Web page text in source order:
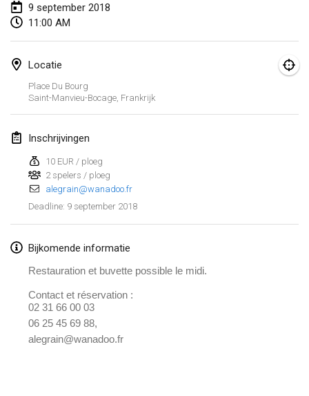
9 september 2018
11:00 AM
Locatie
Place Du Bourg
Saint-Manvieu-Bocage, Frankrijk
Inschrijvingen
10 EUR / ploeg
2 spelers / ploeg
alegrain@wanadoo.fr
Deadline: 9 september 2018
Bijkomende informatie
Restauration et buvette possible le midi.
Contact et réservation :
02 31 66 00 03
06 25 45 69 88,
alegrain@wanadoo.fr
Tournoi de Mölkky - Lesfous Dubâtonvaigeois
Tournoi de la St Valentin
10 feb. 2018|Frankrijk
Faschings-Mölkky
11 feb. 2018|Duitsland
24 feb. 2018 |Tsjechië
SM HalliMölkky - Finnish Championship
24 feb. 2018